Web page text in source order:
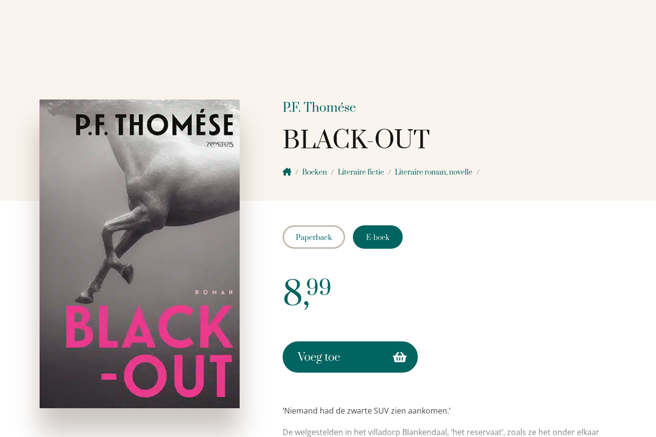
P.F. Thomése
BLACK-OUT
Boeken Literaire fictie Literaire roman, novelle
Paperback E-boek
8,99
Voeg toe
‘Niemand had de zwarte SUV zien aankomen.’
De welgestelden in het villadorp Blankendaal, ‘het reservaat’, zoals ze het onder elkaar